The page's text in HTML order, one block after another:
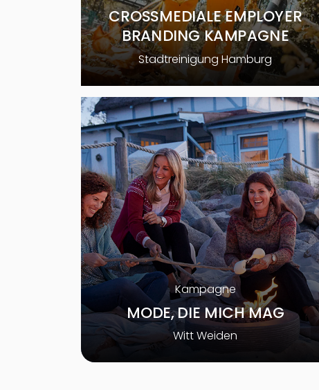
CROSSMEDIALE EMPLOYER
BRANDING KAMPAGNE
Stadtreinigung Hamburg
Kampagne
MODE, DIE MICH MAG
Witt Weiden